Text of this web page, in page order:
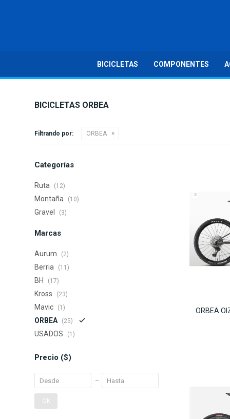
BICICLETAS COMPONENTES
BICICLETAS ORBEA
Filtrando por: ORBEA
ORBEA
Categorías
Ruta (12)
Montaña (10)
Gravel (3)
Marcas
Aurum (2)
Berria (11)
BH (17)
Kross (23)
Mavic (1)
ORBEA (25)
USADOS (1)
Precio ($)
OK